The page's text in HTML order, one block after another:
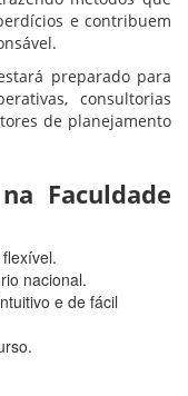
e contribuem
preparado para
consultorias
de planejamento
Faculdade
nacional.
e de fácil